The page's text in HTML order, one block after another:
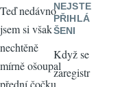
Teď nedávno
jsem si však
nechtěně
mírně ošoupal
přední čočku
NEJSTE
PŘIHLÁ
ŠENI
Když se
zaregistr